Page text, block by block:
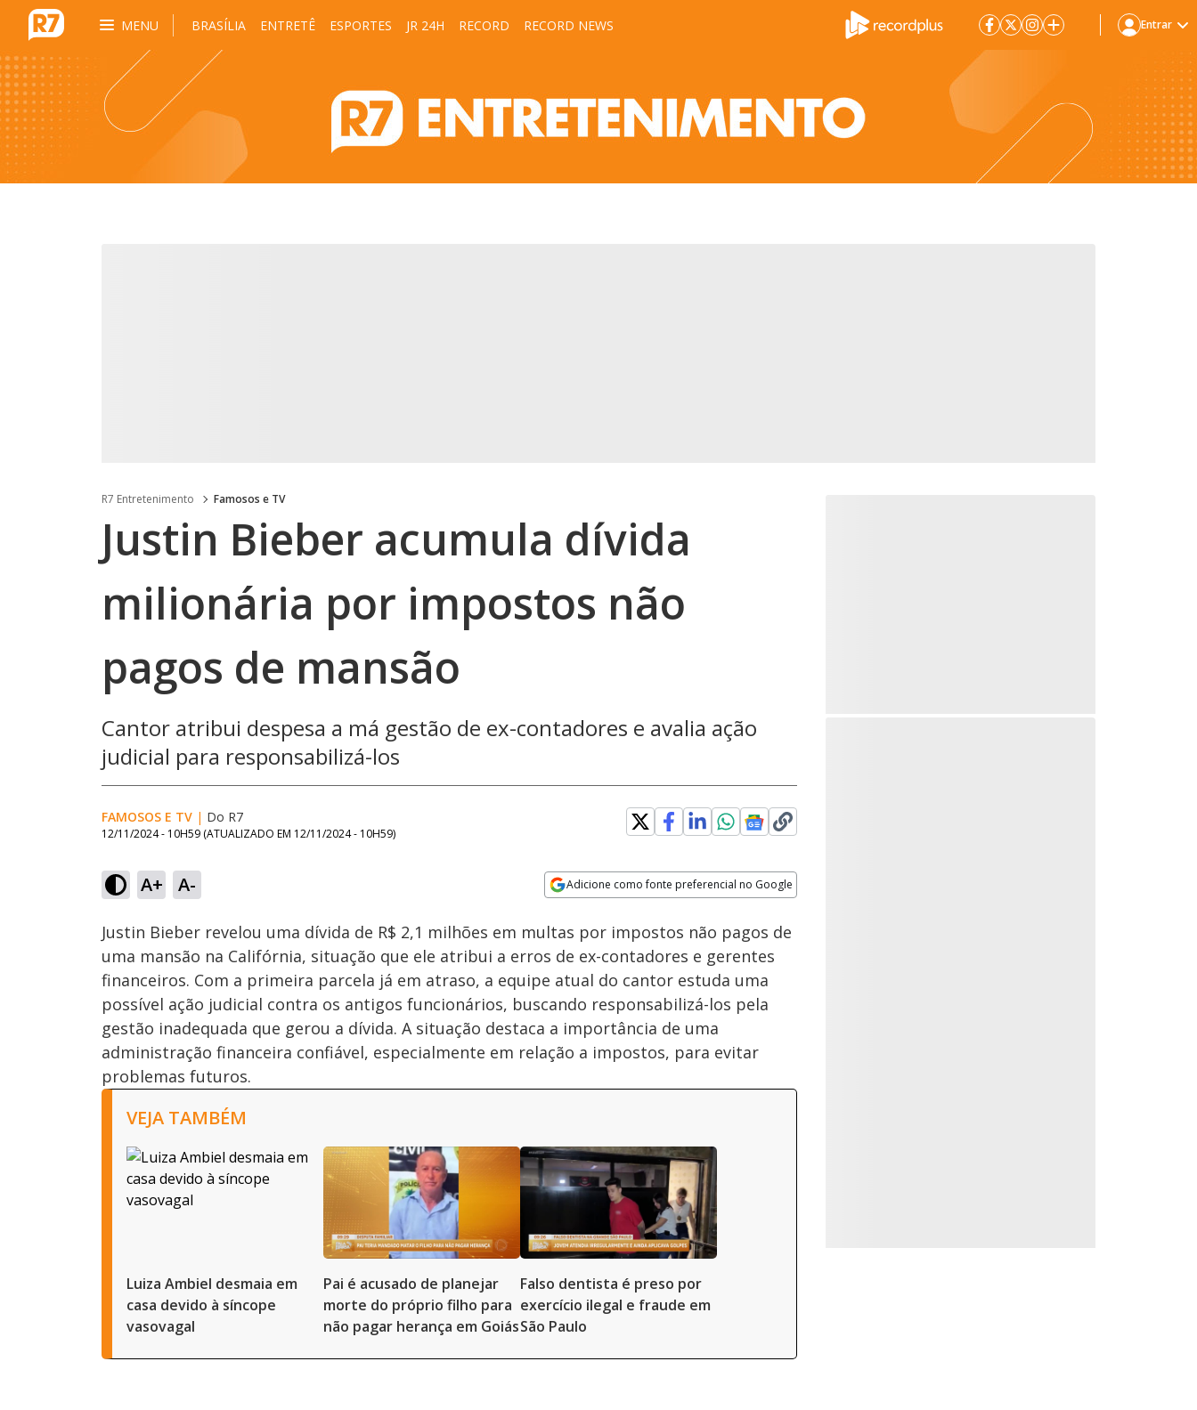
MENU BRASÍLIA ENTRETÊ ESPORTES JR 24H RECORD RECORD NEWS Entrar
R7 Entretenimento Famosos e TV
Justin Bieber acumula dívida
milionária por impostos não
pagos de mansão
Cantor atribui despesa a má gestão de ex-contadores e avalia ação
judicial para responsabilizá-los
FAMOSOS E TV | Do R7
12/11/2024 - 10H59 (ATUALIZADO EM 12/11/2024 - 10H59)
A+ A- Adicione como fonte preferencial no Google
Ativar
Som
Velocidade
Justin Bieber revelou uma dívida de R$ 2,1 milhões em multas por impostos não pagos de
uma mansão na Califórnia, situação que ele atribui a erros de ex-contadores e gerentes
financeiros. Com a primeira parcela já em atraso, a equipe atual do cantor estuda uma
possível ação judicial contra os antigos funcionários, buscando responsabilizá-los pela
gestão inadequada que gerou a dívida. A situação destaca a importância de uma
administração financeira confiável, especialmente em relação a impostos, para evitar
problemas futuros.
VEJA TAMBÉM
Luiza Ambiel desmaia em
casa devido à síncope
vasovagal
Pai é acusado de planejar
morte do próprio filho para
não pagar herança em Goiás
Falso dentista é preso por
exercício ilegal e fraude em
São Paulo